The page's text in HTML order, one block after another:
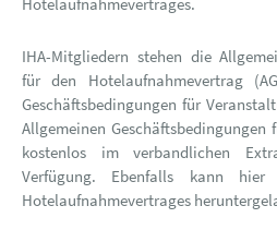
IHA-Mitgliedern stehen die
für den Hotelaufnahmevertrag
Geschäftsbedingungen für
Allgemeinen Geschäftsbedingungen
kostenlos im verbandlichen
Verfügung. Ebenfalls kann
Hotelaufnahmevertrages